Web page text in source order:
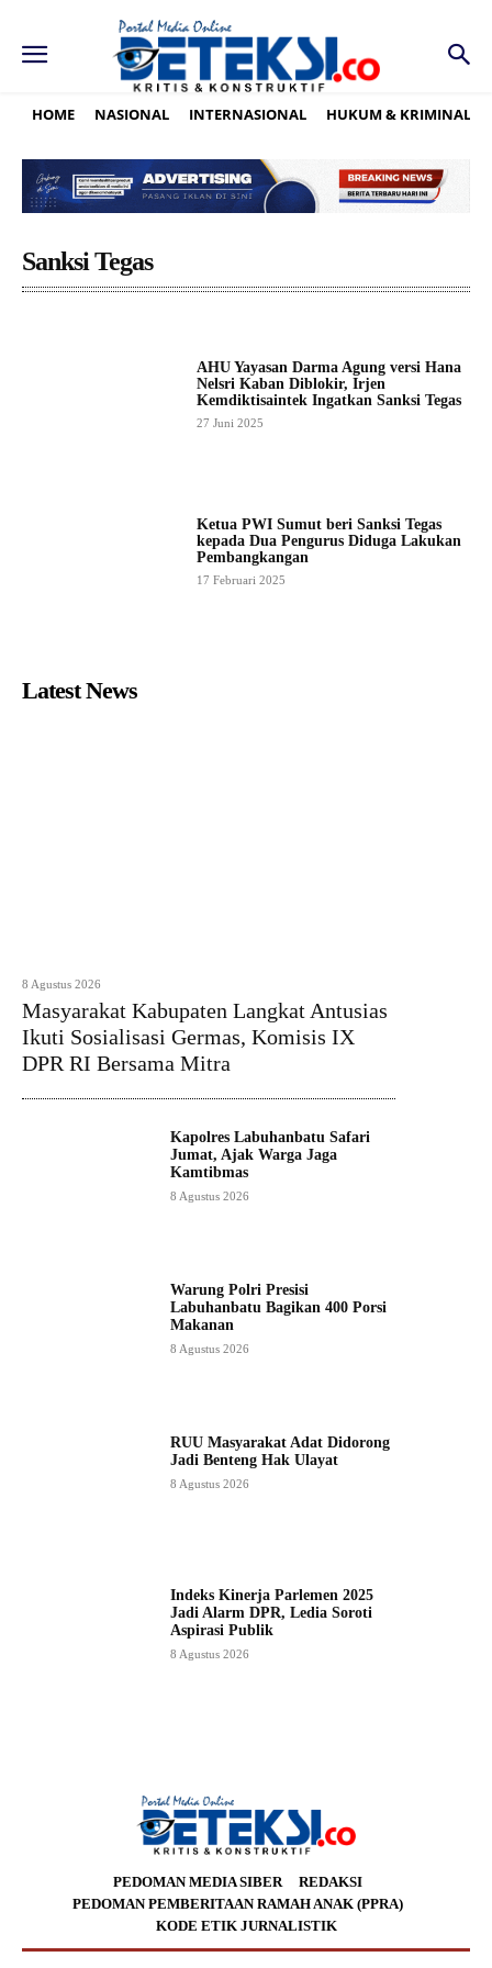
HOME NASIONAL INTERNASIONAL HUKUM & KRIMINAL
Sanksi Tegas
AHU Yayasan Darma Agung versi Hana
Nelsri Kaban Diblokir, Irjen
Kemdiktisaintek Ingatkan Sanksi Tegas
27 Juni 2025
Ketua PWI Sumut beri Sanksi Tegas
kepada Dua Pengurus Diduga Lakukan
Pembangkangan
17 Februari 2025
Latest News
8 Agustus 2026
Masyarakat Kabupaten Langkat Antusias
Ikuti Sosialisasi Germas, Komisis IX
DPR RI Bersama Mitra
Kapolres Labuhanbatu Safari
Jumat, Ajak Warga Jaga
Kamtibmas
8 Agustus 2026
Warung Polri Presisi
Labuhanbatu Bagikan 400 Porsi
Makanan
8 Agustus 2026
RUU Masyarakat Adat Didorong
Jadi Benteng Hak Ulayat
8 Agustus 2026
Indeks Kinerja Parlemen 2025
Jadi Alarm DPR, Ledia Soroti
Aspirasi Publik
8 Agustus 2026
PEDOMAN MEDIA SIBER
REDAKSI
PEDOMAN PEMBERITAAN RAMAH ANAK (PPRA)
KODE ETIK JURNALISTIK